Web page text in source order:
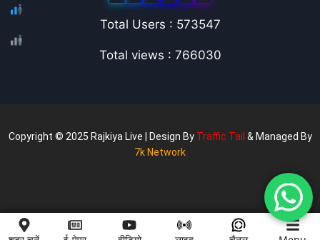
Total Users : 573547
Total views : 766030
Copyright © 2025 Rajkiya Live | Design By Traffic Tail & Managed By
7k Network